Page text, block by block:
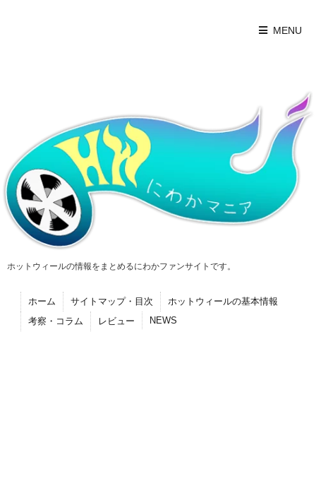
MENU
ホットウィールの情報をまとめるにわかファンサイトです。
ホーム サイトマップ・目次
ホットウィールの基本情報
考察・コラム
レビュー NEWS